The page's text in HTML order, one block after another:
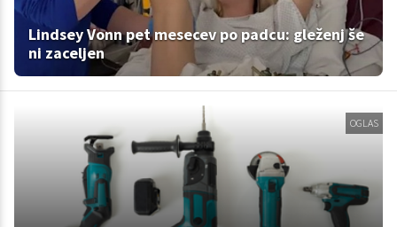
Lindsey Vonn pet mesecev po padcu: gleženj še
ni zaceljen
OGLAS